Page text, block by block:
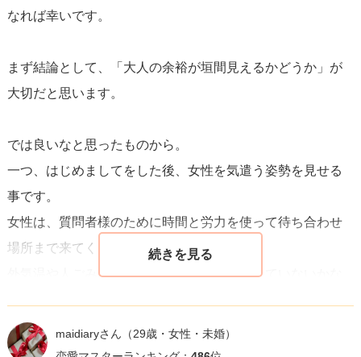
なれば幸いです。
まず結論として、「大人の余裕が垣間見えるかどうか」が
大切だと思います。
では良いなと思ったものから。
一つ、はじめましてをした後、女性を気遣う姿勢を見せる
事です。
女性は、質問者様のために時間と労力を使って待ち合わせ
場所まで来てくださっています。
外気温や人ごみの多さ、仕事帰りならば疲れていないかな
ずつかけてあげましょう。
一声かけたら一緒に歩き出して、目的地までに残りの気遣
maidiaryさん （29歳・女性・未婚）